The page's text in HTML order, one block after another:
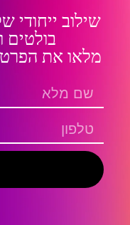
שילוב ייחודי
בולטים
מלאו את